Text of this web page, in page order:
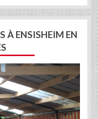
À ENSISHEIM EN